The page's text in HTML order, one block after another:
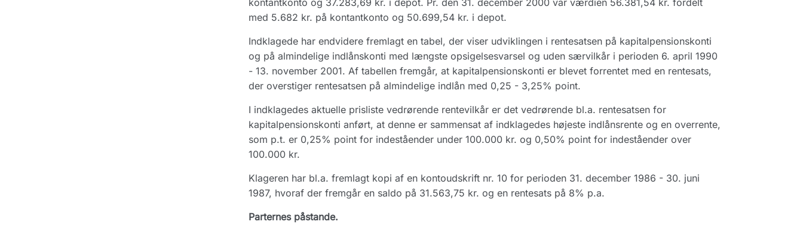
kontantkonto og 37.283,69 kr. i depot. Pr. den 31. december 2000 var værdien 56.381,54 kr. fordelt
med 5.682 kr. på kontantkonto og 50.699,54 kr. i depot.
Indklagede har endvidere fremlagt en tabel, der viser udviklingen i rentesatsen på kapitalpensionskonti
og på almindelige indlånskonti med længste opsigelsesvarsel og uden særvilkår i perioden 6. april 1990
- 13. november 2001. Af tabellen fremgår, at kapitalpensionskonti er blevet forrentet med en rentesats,
der overstiger rentesatsen på almindelige indlån med 0,25 - 3,25% point.
I indklagedes aktuelle prisliste vedrørende rentevilkår er det vedrørende bl.a. rentesatsen for
kapitalpensionskonti anført, at denne er sammensat af indklagedes højeste indlånsrente og en overrente,
som p.t. er 0,25% point for indeståender under 100.000 kr. og 0,50% point for indeståender over
100.000 kr.
Klageren har bl.a. fremlagt kopi af en kontoudskrift nr. 10 for perioden 31. december 1986 - 30. juni
1987, hvoraf der fremgår en saldo på 31.563,75 kr. og en rentesats på 8% p.a.
Parternes påstande.